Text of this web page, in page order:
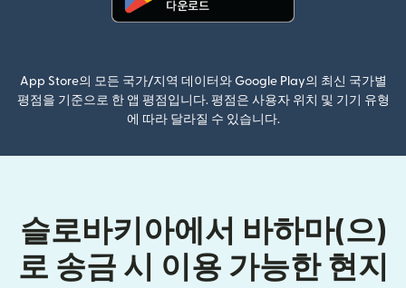
App Store의 모든 국가/지역 데이터와 Google Play의 최신 국가별
평점을 기준으로 한 앱 평점입니다. 평점은 사용자 위치 및 기기 유형
에 따라 달라질 수 있습니다.
슬로바키아에서 바하마(으)
로 송금 시 이용 가능한 현지